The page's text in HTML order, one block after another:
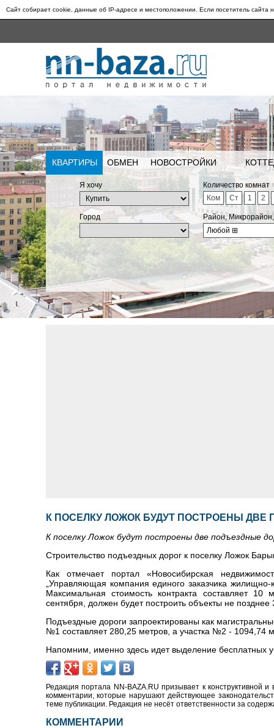
Сайт собирает cookie, данные об IP-адресе и местоположении. Если посетитель сайта
КВАРТИРЫ ОБМЕН НОВОСТРОЙКИ
Я хочу
Количество комнат
Ком
Ст 1 2
Город
Район,
Любой ⊞
К ПОСЕЛКУ ЛОЖОК БУДУТ ПОСТРОЕНЫ
К поселку Ложок будут построены две подъездные
Строительство подъездных дорог к поселку Ложок
Как отмечает портал «Новосибирская
„Управляющая компания единого заказчика жилищно-
Максимальная стоимость контракта составляет
сентября, должен будет построить объекты не
Подъездные дороги запроектированы как
№1 составляет 280,25 метров, а участка №2 - 1094,74
Напомним, именно здесь идет выделение бесплатных
Редакция портала NN-BAZA.RU призывает к конструктивной
комментарии, которые нарушают действующее
теме публикации. Редакция не несёт ответственности за
КОММЕНТАРИИ